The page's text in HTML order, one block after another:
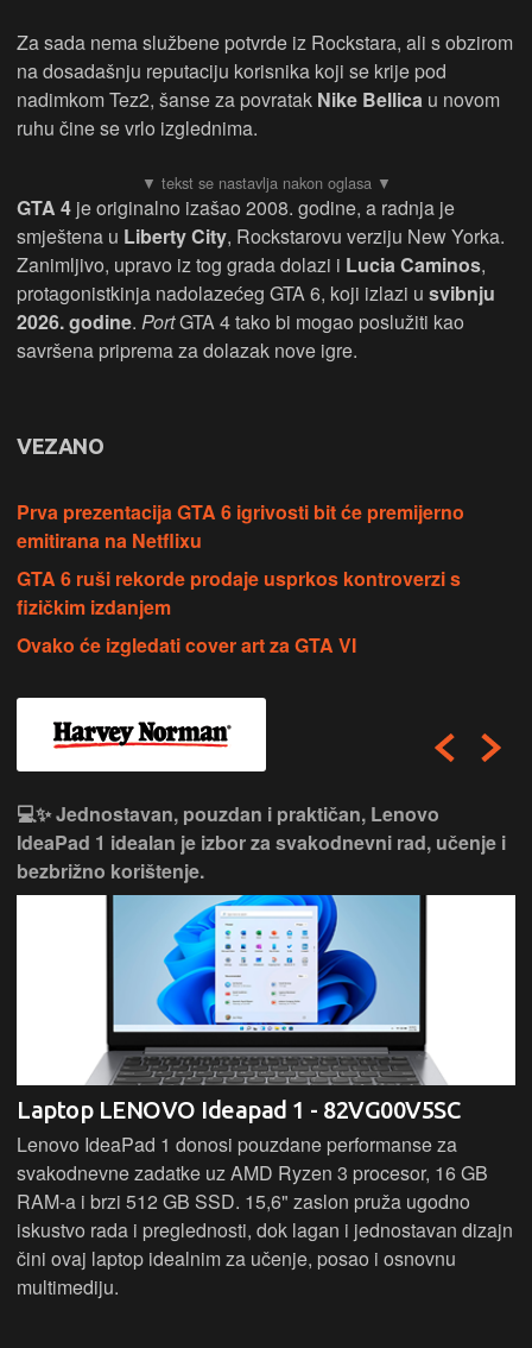
Za sada nema službene potvrde iz Rockstara, ali s obzirom
na dosadašnju reputaciju korisnika koji se krije pod
nadimkom Tez2, šanse za povratak Nike Bellica u novom
ruhu čine se vrlo izglednima.
GTA 4 je originalno izašao 2008. godine, a radnja je
smještena u Liberty City, Rockstarovu verziju New Yorka.
Zanimljivo, upravo iz tog grada dolazi i Lucia Caminos,
protagonistkinja nadolazećeg GTA 6, koji izlazi u svibnju
2026. godine. PortGTA 4 tako bi mogao poslužiti kao
savršena priprema za dolazak nove igre.
VEZANO
Prva prezentacija GTA 6 igrivosti bit će premijerno
emitirana na Netflixu
GTA 6 ruši rekorde prodaje usprkos kontroverzi s
fizičkim izdanjem
Ovako će izgledati cover art za GTA VI
💻✨ Jednostavan, pouzdan i praktičan, Lenovo
IdeaPad 1 idealan je izbor za svakodnevni rad, učenje i
bezbrižno korištenje.
Laptop LENOVO Ideapad 1 - 82VG00V5SC
Lenovo IdeaPad 1 donosi pouzdane performanse za
svakodnevne zadatke uz AMD Ryzen 3 procesor, 16 GB
RAM-a i brzi 512 GB SSD. 15,6" zaslon pruža ugodno
iskustvo rada i preglednosti, dok lagan i jednostavan dizajn
čini ovaj laptop idealnim za učenje, posao i osnovnu
multimediju.